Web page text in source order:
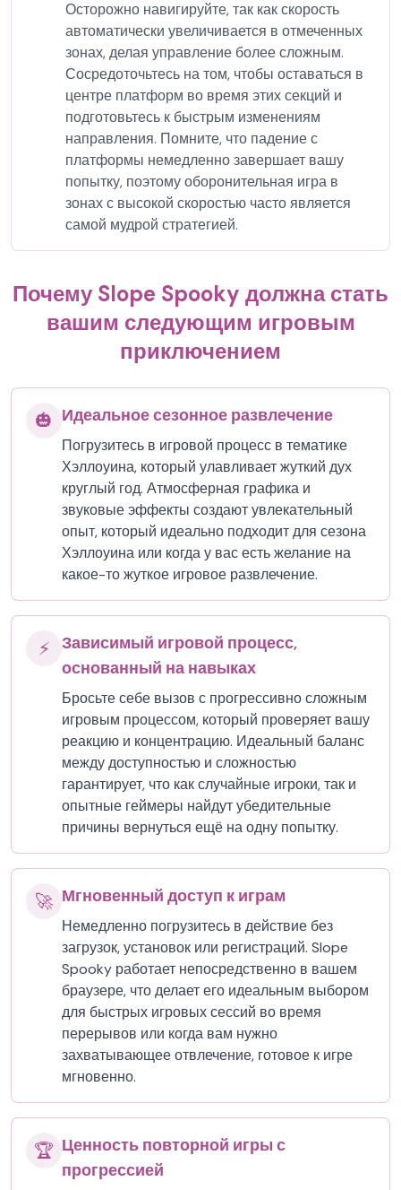
Осторожно навигируйте, так как скорость
автоматически увеличивается в отмеченных
зонах, делая управление более сложным.
Сосредоточьтесь на том, чтобы оставаться в
центре платформ во время этих секций и
подготовьтесь к быстрым изменениям
направления. Помните, что падение с
платформы немедленно завершает вашу
попытку, поэтому оборонительная игра в
зонах с высокой скоростью часто является
самой мудрой стратегией.
Почему Slope Spooky должна стать
вашим следующим игровым
приключением
🎃 Идеальное сезонное развлечение
Погрузитесь в игровой процесс в тематике
Хэллоуина, который улавливает жуткий дух
круглый год. Атмосферная графика и
звуковые эффекты создают увлекательный
опыт, который идеально подходит для сезона
Хэллоуина или когда у вас есть желание на
какое-то жуткое игровое развлечение.
⚡ Зависимый игровой процесс,
основанный на навыках
Бросьте себе вызов с прогрессивно сложным
игровым процессом, который проверяет вашу
реакцию и концентрацию. Идеальный баланс
между доступностью и сложностью
гарантирует, что как случайные игроки, так и
опытные геймеры найдут убедительные
причины вернуться ещё на одну попытку.
🚀 Мгновенный доступ к играм
Немедленно погрузитесь в действие без
загрузок, установок или регистраций. Slope
Spooky работает непосредственно в вашем
браузере, что делает его идеальным выбором
для быстрых игровых сессий во время
перерывов или когда вам нужно
захватывающее отвлечение, готовое к игре
мгновенно.
🏆 Ценность повторной игры с
прогрессией